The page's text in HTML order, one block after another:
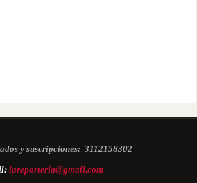
y suscripciones: 3112158302
lareporteria@gmail.com